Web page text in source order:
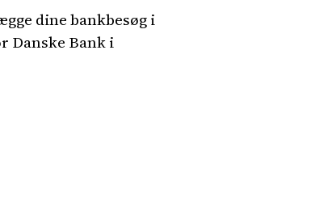
dine bankbesøg i
Danske Bank i